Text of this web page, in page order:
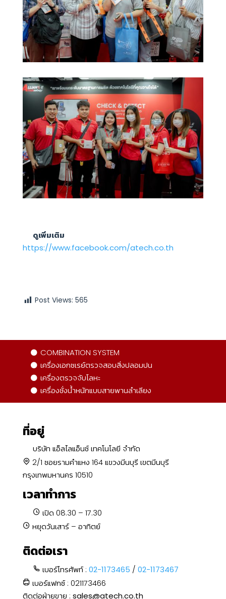
ดูเพิ่มเติม
https://www.facebook.com/atech.co.th
Post Views: 565
COMBINATION SYSTEM
เครื่องเอกซเรย์ตรวจสอบสิ่งปลอมปน
เครื่องตรวจจับโลหะ
เครื่องชั่งน้ำหนักแบบสายพานลำเลียง
ที่อยู่
บริษัท แอ็ลไลแอ็นซ์ เทคโนโลยี จำกัด
2/1 ซอยรามคำแหง 164 แขวงมีนบุรี เขตมีนบุรี
กรุงเทพมหานคร 10510
เวลาทำการ
เปิด 08.30 – 17.30
หยุดวันเสาร์ – อาทิตย์
ติดต่อเรา
เบอร์โทรศัพท์ : 02-1173465 / 02-1173467
เบอร์แฟกซ์ : 021173466
ติดต่อฝ่ายขาย : sales@atech.co.th